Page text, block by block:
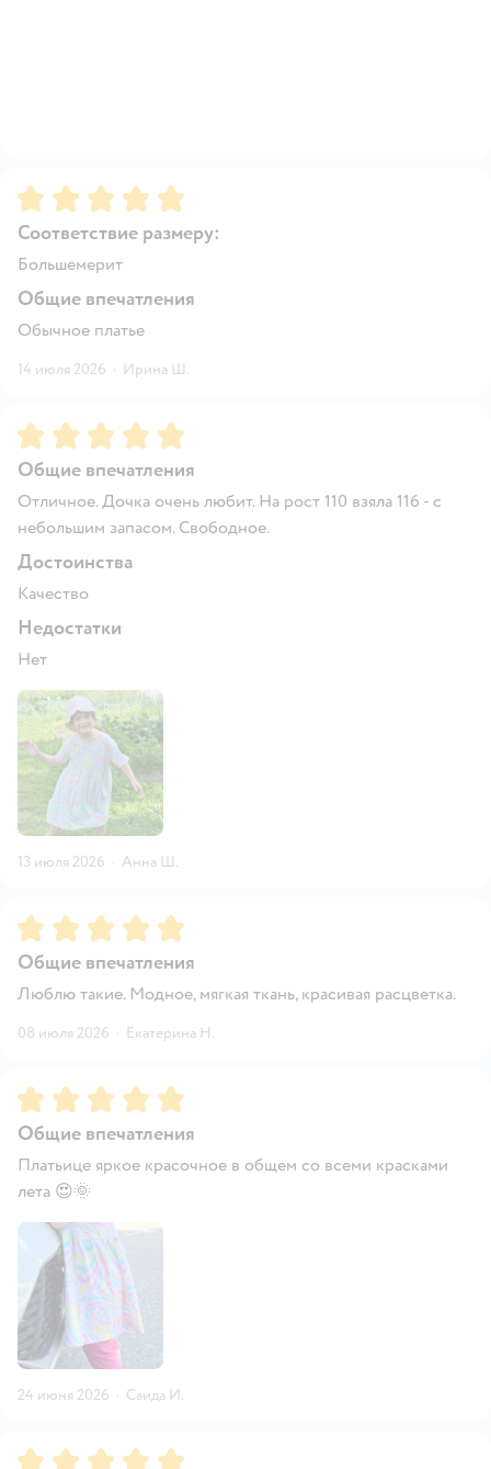
Рейтинг:5
Соответствие размеру:
Большемерит
Общие впечатления
Обычное платье
14 июля 2026 · Ирина Ш.
Рейтинг:5
Общие впечатления
Отличное. Дочка очень любит. На рост 110 взяла 116 - с
небольшим запасом. Свободное.
Достоинства
Качество
Недостатки
Нет
13 июля 2026 · Анна Ш.
Рейтинг:5
Общие впечатления
Люблю такие. Модное, мягкая ткань, красивая расцветка.
08 июля 2026 · Екатерина Н.
Рейтинг:5
Общие впечатления
Платьице яркое красочное в общем со всеми красками
лета 😍🌞
24 июня 2026 · Саида И.
Рейтинг:5